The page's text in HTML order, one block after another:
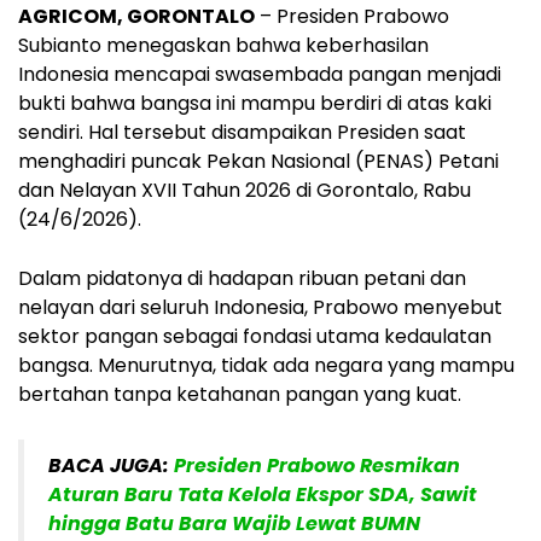
AGRICOM, GORONTALO – Presiden Prabowo
Subianto menegaskan bahwa keberhasilan
Indonesia mencapai swasembada pangan menjadi
bukti bahwa bangsa ini mampu berdiri di atas kaki
sendiri. Hal tersebut disampaikan Presiden saat
menghadiri puncak Pekan Nasional (PENAS) Petani
dan Nelayan XVII Tahun 2026 di Gorontalo, Rabu
(24/6/2026).
Dalam pidatonya di hadapan ribuan petani dan
nelayan dari seluruh Indonesia, Prabowo menyebut
sektor pangan sebagai fondasi utama kedaulatan
bangsa. Menurutnya, tidak ada negara yang mampu
bertahan tanpa ketahanan pangan yang kuat.
BACA JUGA: Presiden Prabowo Resmikan
Aturan Baru Tata Kelola Ekspor SDA, Sawit
hingga Batu Bara Wajib Lewat BUMN